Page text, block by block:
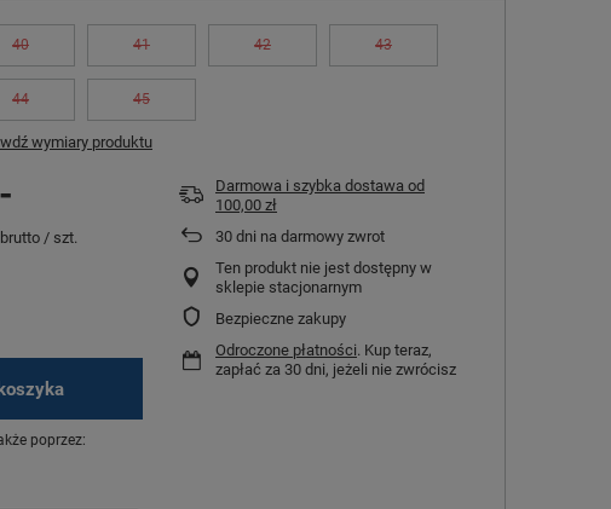
40 41 42 43
44 45
wymiary produktu
-
brutto / szt.
poprzez:
Darmowa i szybka dostawa od
100,00 zł
30 dni na darmowy zwrot
Ten produkt nie jest dostępny w
sklepie stacjonarnym
Bezpieczne zakupy
Odroczone płatności. Kup teraz,
zapłać za 30 dni, jeżeli nie zwrócisz